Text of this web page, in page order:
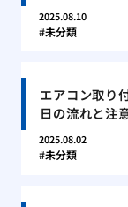
2025.08.10
未分類
エアコン取り
日の流れと注
2025.08.02
未分類